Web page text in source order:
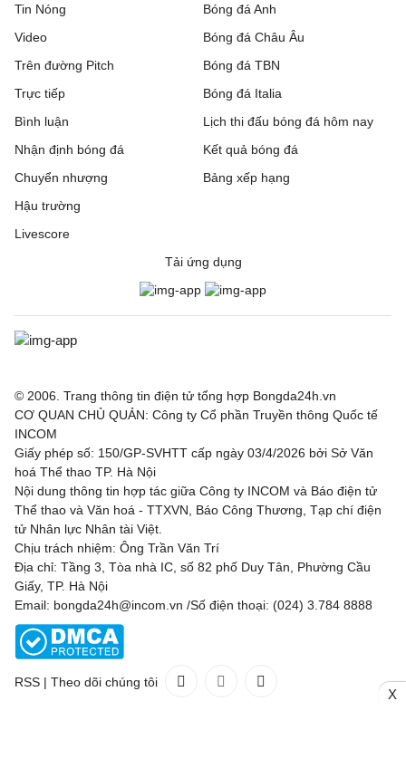
Tin Nóng
Video
Trên đường Pitch
Trực tiếp
Bóng đá Anh
Bóng đá Châu Âu
Bóng đá TBN
Bóng đá Italia
Bình luận
Nhận định bóng đá
Chuyển nhượng
Hậu trường
Livescore
Lịch thi đấu bóng đá hôm nay
Kết quả bóng đá
Bảng xếp hạng
Tải ứng dụng
© 2006. Trang thông tin điện tử tổng hợp Bongda24h.vn
CƠ QUAN CHỦ QUẢN: Công ty Cổ phần Truyền thông Quốc tế
INCOM
Giấy phép số: 150/GP-SVHTT cấp ngày 03/4/2026 bởi Sở Văn
hoá Thể thao TP. Hà Nội
Nội dung thông tin hợp tác giữa Công ty INCOM và Báo điện tử
Thể thao và Văn hoá - TTXVN, Báo Công Thương, Tạp chí điện
tử Nhân lực Nhân tài Việt.
Chịu trách nhiệm: Ông Trần Văn Trí
Địa chỉ: Tầng 3, Tòa nhà IC, số 82 phố Duy Tân, Phường Cầu
Giấy, TP. Hà Nội
Email: bongda24h@incom.vn /Số điện thoại: (024) 3.784 8888
RSS | Theo dõi chúng tôi
X